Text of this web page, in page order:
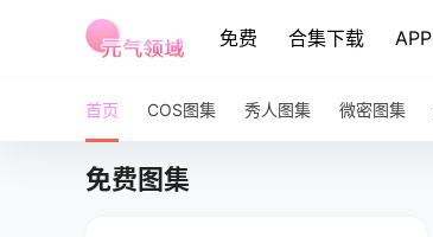
免费 合集下载 APP
首页 COS图集 秀人图集 微密图集
免费图集